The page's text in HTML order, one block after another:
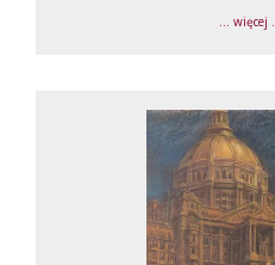
... więcej